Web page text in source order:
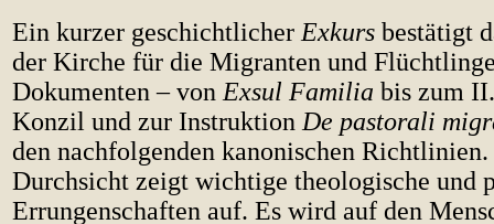
Ein kurzer geschichtlicher Exkurs bestätigt
der Kirche für die Migranten und
Dokumenten – von Exsul Familia bis zum
Konzil und zur Instruktion De pastorali
den nachfolgenden kanonischen Richtlinien.
Durchsicht zeigt wichtige theologische und
Errungenschaften auf. Es wird auf den